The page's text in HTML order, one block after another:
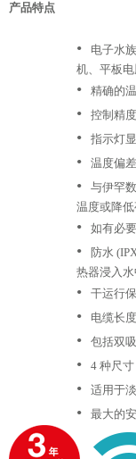
产品特点
•
电子水
机、平板
• 精确的
• 控制精
• 指示灯
• 温度偏
•
与伊罕
温度或降低
• 如有必
•
防水
热器浸入
• 干运行
• 电缆长
• 包括双
• 4 种尺
• 适用于
• 最大的